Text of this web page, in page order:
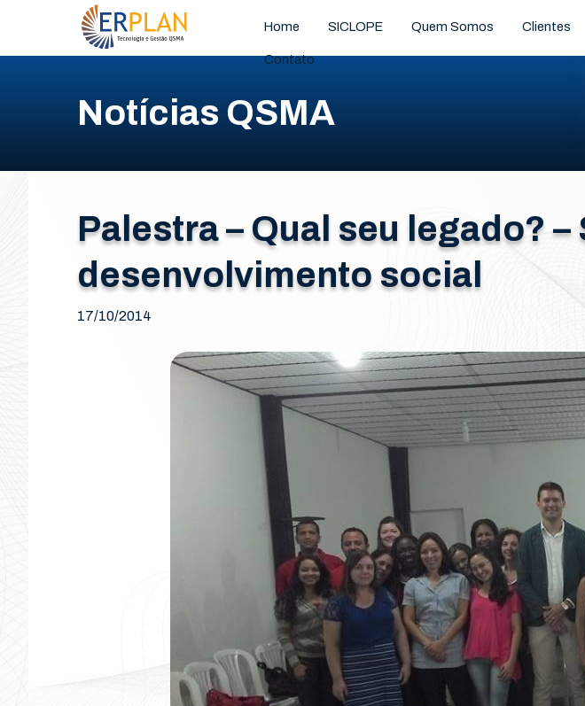
Home SICLOPE Quem Somos Clientes
Contato
Notícias QSMA
Palestra – Qual seu legado?
desenvolvimento social
17/10/2014